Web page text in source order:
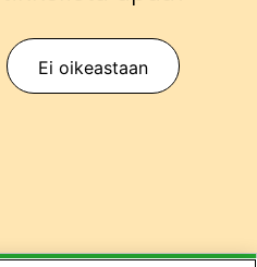
Ei oikeastaan